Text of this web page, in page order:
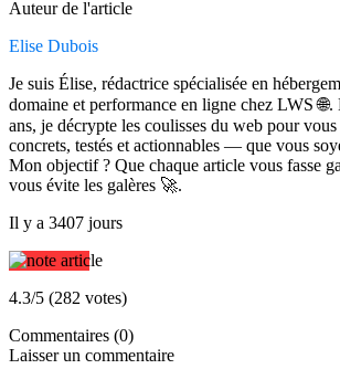
Auteur de l'article
Elise Dubois
Je suis Élise, rédactrice spécialisée en
domaine et performance en ligne chez LWS
ans, je décrypte les coulisses du web pour
concrets, testés et actionnables — que vous
Mon objectif ? Que chaque article vous fasse
vous évite les galères 🚀.
Il y a 3407 jours
4.3/5 (282 votes)
Commentaires (0)
Laisser un commentaire